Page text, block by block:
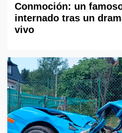
Conmoción: un
internado tras un
vivo